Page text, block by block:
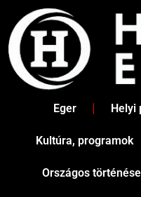
content
Eger Helyi
Kultúra, programok
Országos